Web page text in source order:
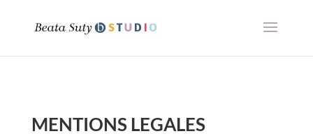
MENTIONS LEGALES